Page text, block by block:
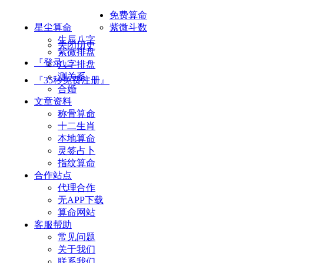
星尘算命
关闭历史
『登录』
『35秒免费注册』
免费算命
紫微斗数
生辰八字
紫微排盘
八字排盘
测关系
合婚
文章资料
称骨算命
十二生肖
本地算命
灵签占卜
指纹算命
合作站点
代理合作
无APP下载
算命网站
客服帮助
常见问题
关于我们